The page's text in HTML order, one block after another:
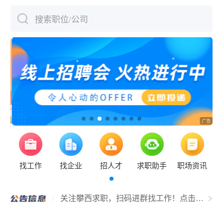
搜索职位/公司
找工作 找企业 招人才 求职助手 职场资讯
关注攀西求职，扫码进群找工作！点击查